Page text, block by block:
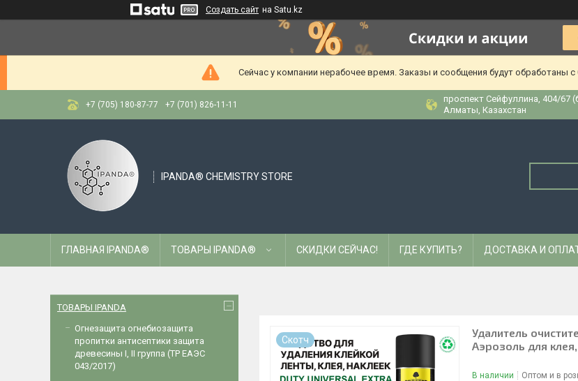
Создать сайт на Satu.kz
Сейчас у компании нерабочее время. Заказы и сообщения будут обработаны
+7 (705) 180-87-77 +7 (701) 826-11-11
​проспект Сейфуллина, 404/67
Алматы, Казахстан
IPANDA® CHEMISTRY STORE
ГЛАВНАЯ IPANDA® ТОВАРЫ IPANDA® СКИДКИ СЕЙЧАС! ГДЕ КУПИТЬ? ДОСТАВКА И
Скотч
Удалитель
Аэрозоль для
В наличии Оптом и в
ТОВАРЫ IPANDA
Огнезащита огнебиозащита
пропитки антисептики защита
древесины I, II группа (ТР ЕАЭС
043/2017)